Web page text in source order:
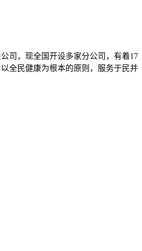
司，现全国开设多家分公司，有着17
全民健康为根本的原则，服务于民并